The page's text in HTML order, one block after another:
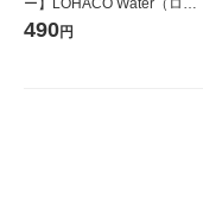
ー】LOHACO Water（ロハ
コウォーター）2L ラベルレ
490円